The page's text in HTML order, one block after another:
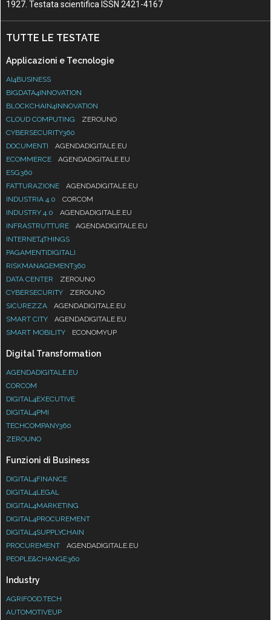
1927. Testata scientifica ISSN 2421-4167
TUTTE LE TESTATE
Applicazioni e Tecnologie
AI4BUSINESS
BIGDATA4INNOVATION
BLOCKCHAIN4INNOVATION
CLOUD COMPUTING
ZEROUNO
CYBERSECURITY360
DOCUMENTI
AGENDADIGITALE.EU
ECOMMERCE
AGENDADIGITALE.EU
ESG360
FATTURAZIONE
AGENDADIGITALE.EU
INDUSTRIA 4.0
CORCOM
INDUSTRY 4.0
AGENDADIGITALE.EU
INFRASTRUTTURE
AGENDADIGITALE.EU
INTERNET4THINGS
PAGAMENTIDIGITALI
RISKMANAGEMENT360
DATA CENTER
ZEROUNO
CYBERSECURITY
ZEROUNO
SICUREZZA
AGENDADIGITALE.EU
SMART CITY
AGENDADIGITALE.EU
SMART MOBILITY
ECONOMYUP
Digital Transformation
AGENDADIGITALE.EU
CORCOM
DIGITAL4EXECUTIVE
DIGITAL4PMI
TECHCOMPANY360
ZEROUNO
Funzioni di Business
DIGITAL4FINANCE
DIGITAL4LEGAL
DIGITAL4MARKETING
DIGITAL4PROCUREMENT
DIGITAL4SUPPLYCHAIN
PROCUREMENT
AGENDADIGITALE.EU
PEOPLE&CHANGE360
Industry
AGRIFOOD.TECH
AUTOMOTIVEUP